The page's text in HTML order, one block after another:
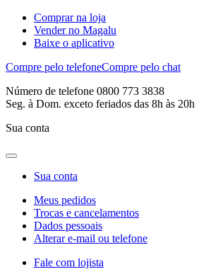
Comprar na loja
Vender no Magalu
Baixe o aplicativo
Compre pelo telefoneCompre pelo chat
Número de telefone 0800 773 3838
Seg. à Dom. exceto feriados das 8h às 20h
Sua conta
Sua conta
Meus pedidos
Trocas e cancelamentos
Dados pessoais
Alterar e-mail ou telefone
Fale com lojista